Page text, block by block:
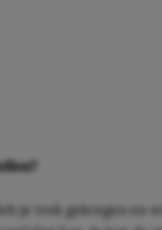
je trek gekregen en